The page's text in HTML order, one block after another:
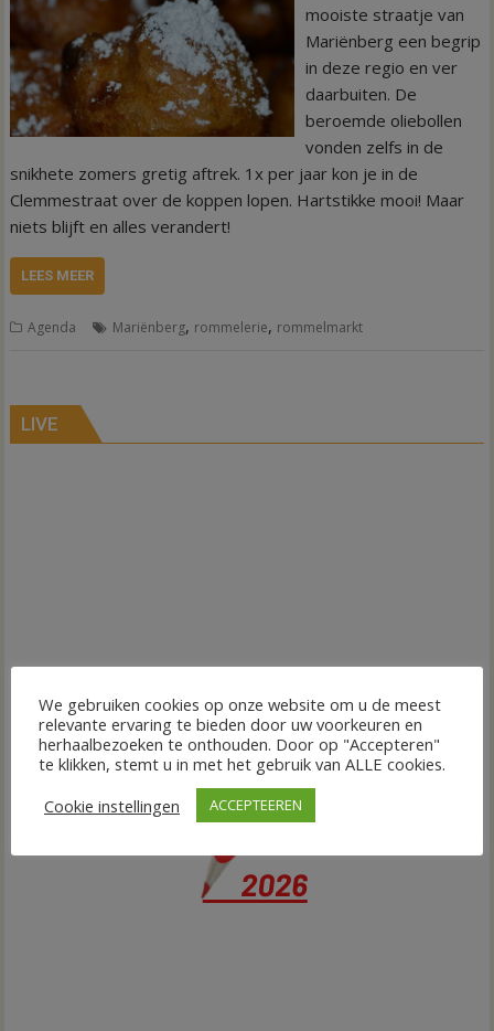
mooiste straatje van
Mariënberg een begrip
in deze regio en ver
daarbuiten. De
beroemde oliebollen
vonden zelfs in de
snikhete zomers gretig aftrek. 1x per jaar kon je in de
Clemmestraat over de koppen lopen. Hartstikke mooi! Maar
niets blijft en alles verandert!
LEES MEER
Agenda Mariënberg, rommelerie, rommelmarkt
LIVE
We gebruiken cookies op onze website om u de meest
relevante ervaring te bieden door uw voorkeuren en
herhaalbezoeken te onthouden. Door op "Accepteren"
te klikken, stemt u in met het gebruik van ALLE cookies.
Cookie instellingen
ACCEPTEEREN